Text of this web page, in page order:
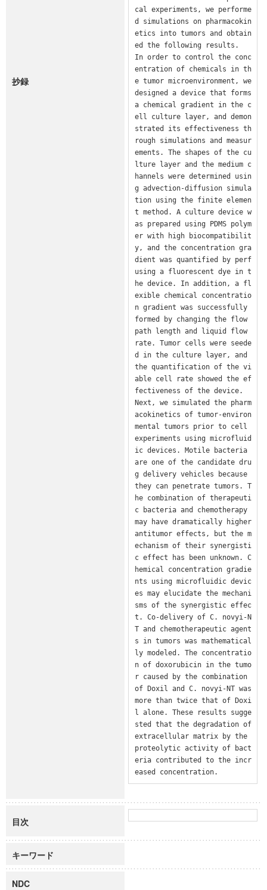
抄録
cal experiments, we performe
d simulations on pharmacokin
etics into tumors and obtain
ed the following results.
In order to control the conc
entration of chemicals in th
e tumor microenvironment, we
designed a device that forms
a chemical gradient in the c
ell culture layer, and demon
strated its effectiveness th
rough simulations and measur
ements. The shapes of the cu
lture layer and the medium c
hannels were determined usin
g advection-diffusion simula
tion using the finite elemen
t method. A culture device w
as prepared using PDMS polym
er with high biocompatibilit
y, and the concentration gra
dient was quantified by perf
using a fluorescent dye in t
he device. In addition, a fl
exible chemical concentratio
n gradient was successfully
formed by changing the flow
path length and liquid flow
rate. Tumor cells were seede
d in the culture layer, and
the quantification of the vi
able cell rate showed the ef
fectiveness of the device.
Next, we simulated the pharm
acokinetics of tumor-environ
mental tumors prior to cell
experiments using microfluid
ic devices. Motile bacteria
are one of the candidate dru
g delivery vehicles because
they can penetrate tumors. T
he combination of therapeuti
c bacteria and chemotherapy
may have dramatically higher
antitumor effects, but the m
echanism of their synergisti
c effect has been unknown. C
hemical concentration gradie
nts using microfluidic devic
es may elucidate the mechani
sms of the synergistic effec
t. Co-delivery of C. novyi-N
T and chemotherapeutic agent
s in tumors was mathematical
ly modeled. The concentratio
n of doxorubicin in the tumo
r caused by the combination
of Doxil and C. novyi-NT was
more than twice that of Doxi
l alone. These results sugge
sted that the degradation of
extracellular matrix by the
proteolytic activity of bact
eria contributed to the incr
eased concentration.
目次
キーワード
NDC